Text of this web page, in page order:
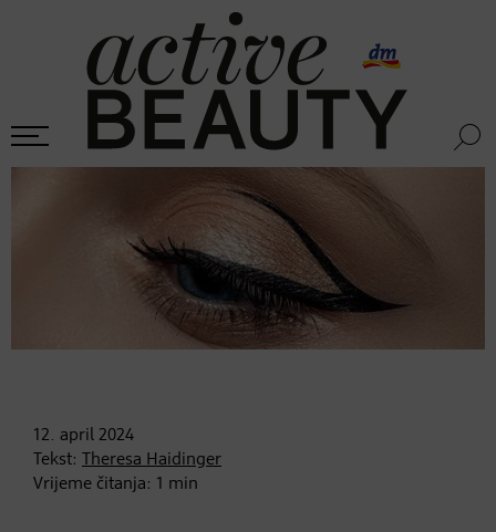
12. april 2024
Tekst:
Theresa Haidinger
Vrijeme čitanja: 1 min